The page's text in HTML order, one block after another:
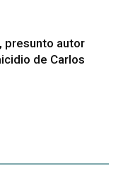
presunto autor
de Carlos